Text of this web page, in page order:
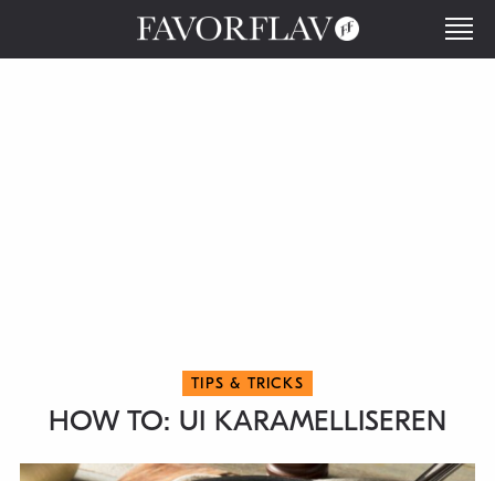
TIPS & TRICKS
HOW TO: UI KARAMELLISEREN